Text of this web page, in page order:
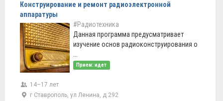
Конструирование и ремонт радиоэлектронной
аппаратуры
#Радиотехника
Данная программа предусматривает
изучение основ радиоконструирования о
Прием: идет
14–17 лет
г Ставрополь, ул Ленина, д 292